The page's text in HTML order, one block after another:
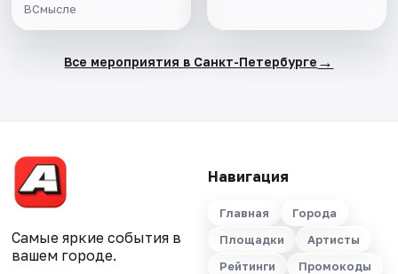
ВСмысле
Все мероприятия в Санкт-Петербурге →
Самые яркие события в
вашем городе.
Навигация
Главная
Города
Площадки
Артисты
Рейтинги
Промокоды